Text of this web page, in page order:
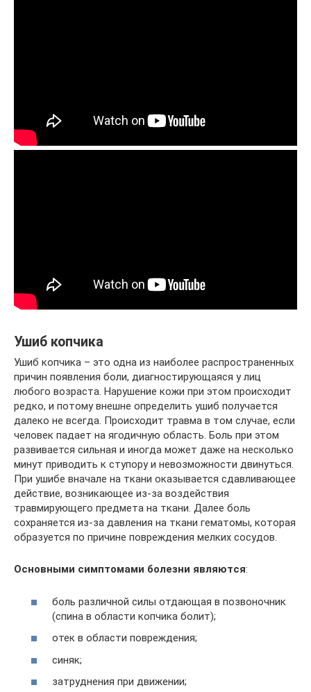
Ушиб копчика
Ушиб копчика – это одна из наиболее распространенных
причин появления боли, диагностирующаяся у лиц
любого возраста. Нарушение кожи при этом происходит
редко, и потому внешне определить ушиб получается
далеко не всегда. Происходит травма в том случае, если
человек падает на ягодичную область. Боль при этом
развивается сильная и иногда может даже на несколько
минут приводить к ступору и невозможности двинуться.
При ушибе вначале на ткани оказывается сдавливающее
действие, возникающее из-за воздействия
травмирующего предмета на ткани. Далее боль
сохраняется из-за давления на ткани гематомы, которая
образуется по причине повреждения мелких сосудов.
Основными симптомами болезни являются:
боль различной силы отдающая в позвоночник
(спина в области копчика болит);
отек в области повреждения;
синяк;
затруднения при движении;